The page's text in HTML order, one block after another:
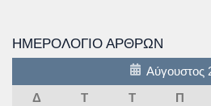
ΗΜΕΡΟΛΌΓΙΟ ΆΡΘΡΩΝ
Αύγουστος
Δ
Τ Τ Π